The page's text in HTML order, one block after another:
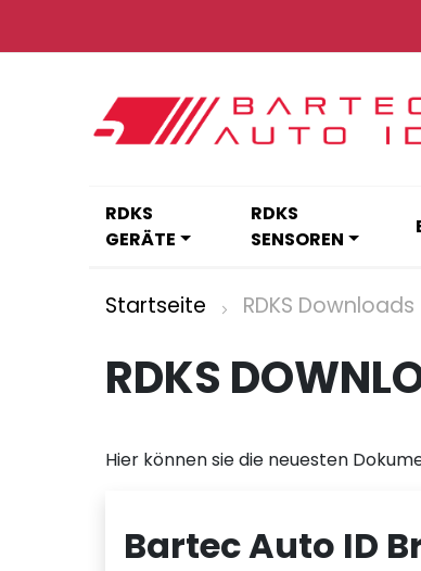
Inhalt
RDKS
GERÄTE
RDKS
SENSOREN
Startseite RDKS Downloads
RDKS
Hier können sie die neuesten
Bartec Auto ID